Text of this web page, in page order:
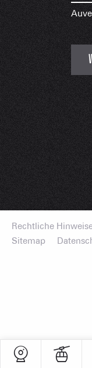
Rechtliche
Sitemap